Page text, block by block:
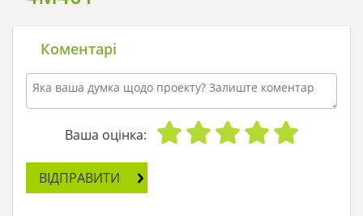
Коментарі
Ваша оцінка:
ВІДПРАВИТИ